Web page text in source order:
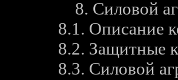
8. Силовой
8.1. Описание
8.2. Защитные
8.3. Силовой